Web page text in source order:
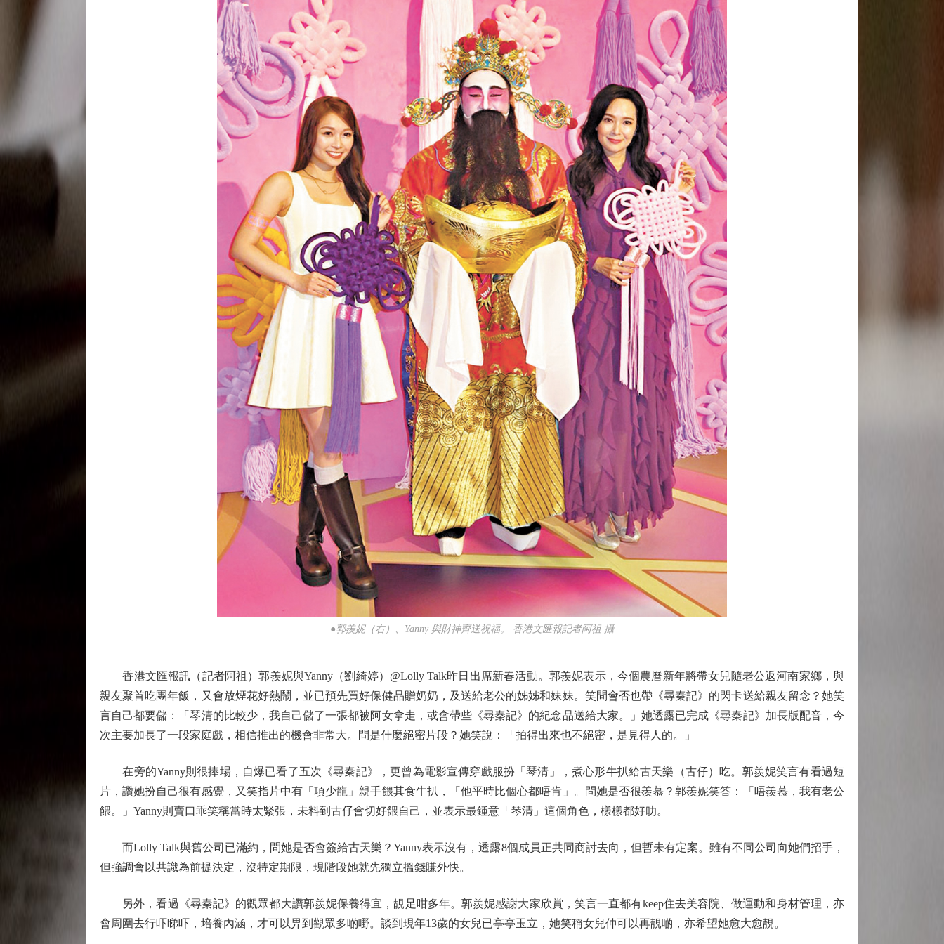
●郭羨妮（右）、Yanny 與財神齊送祝福。 香港文匯報記者阿祖 攝
香港文匯報訊（記者阿祖）郭羨妮與Yanny（劉綺婷）@Lolly Talk昨日出席新春活動。郭羨妮表示，今個農曆新年將帶女兒隨老公返河南家鄉，與
親友聚首吃團年飯，又會放煙花好熱鬧，並已預先買好保健品贈奶奶，及送給老公的姊姊和妹妹。笑問會否也帶《尋秦記》的閃卡送給親友留念？她笑
言自己都要儲：「琴清的比較少，我自己儲了一張都被阿女拿走，或會帶些《尋秦記》的紀念品送給大家。」她透露已完成《尋秦記》加長版配音，今
次主要加長了一段家庭戲，相信推出的機會非常大。問是什麼絕密片段？她笑說：「拍得出來也不絕密，是見得人的。」
在旁的Yanny則很捧場，自爆已看了五次《尋秦記》，更曾為電影宣傳穿戲服扮「琴清」，煮心形牛扒給古天樂（古仔）吃。郭羨妮笑言有看過短
片，讚她扮自己很有感覺，又笑指片中有「項少龍」親手餵其食牛扒，「他平時比個心都唔肯」。問她是否很羨慕？郭羨妮笑答：「唔羨慕，我有老公
餵。」Yanny則賣口乖笑稱當時太緊張，未料到古仔會切好餵自己，並表示最鍾意「琴清」這個角色，樣樣都好叻。
而Lolly Talk與舊公司已滿約，問她是否會簽給古天樂？Yanny表示沒有，透露8個成員正共同商討去向，但暫未有定案。雖有不同公司向她們招手，
但強調會以共識為前提決定，沒特定期限，現階段她就先獨立搵錢賺外快。
另外，看過《尋秦記》的觀眾都大讚郭羨妮保養得宜，靚足咁多年。郭羨妮感謝大家欣賞，笑言一直都有keep住去美容院、做運動和身材管理，亦
會周圍去行吓睇吓，培養內涵，才可以畀到觀眾多啲嘢。談到現年13歲的女兒已亭亭玉立，她笑稱女兒仲可以再靚啲，亦希望她愈大愈靚。